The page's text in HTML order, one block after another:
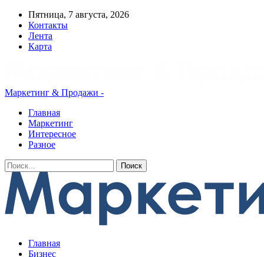
Пятница, 7 августа, 2026
Контакты
Лента
Карта
Маркетинг & Продажи -
Главная
Маркетинг
Интересное
Разное
Главная
Бизнес